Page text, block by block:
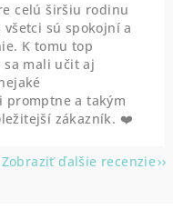
celú širšiu rodinu
sú spokojní a
K tomu top
sa mali učit aj
promptne a takým
zákazník. ❤️
Zobraziť ďalšie recenzie